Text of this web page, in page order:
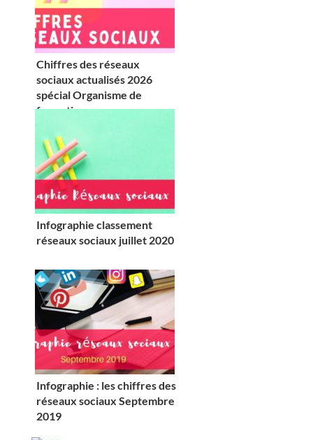
Chiffres des réseaux
sociaux actualisés 2026
spécial Organisme de
formation
Infographie classement
réseaux sociaux juillet 2020
Infographie : les chiffres des
réseaux sociaux Septembre
2019